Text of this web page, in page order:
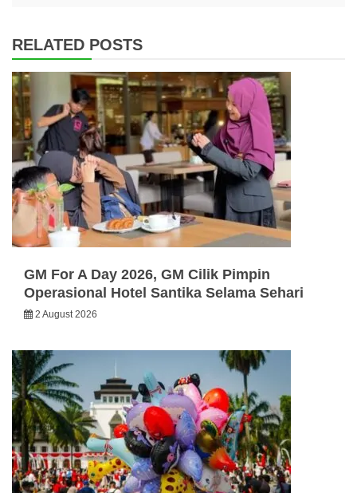
RELATED POSTS
GM For A Day 2026, GM Cilik Pimpin
Operasional Hotel Santika Selama Sehari
2 August 2026